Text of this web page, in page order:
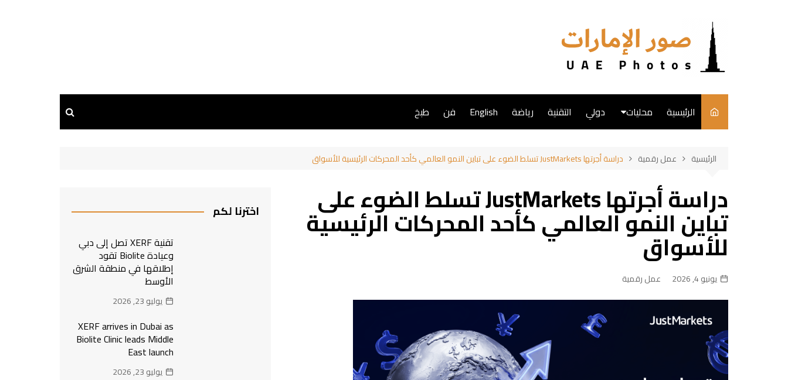
الرئيسية محليات
طبخ
دولي التقنية رياضة English فن طبخ
الرئيسية عمل رقمية دراسة أجرتها JustMarkets تسلط الضوء على تباين النمو العالمي كأحد المحركات الرئيسية للأسواق
دراسة أجرتها JustMarkets تسلط الضوء على
تباين النمو العالمي كأحد المحركات الرئيسية
للأسواق
يونيو 4, 2026 عمل رقمية
اخترنا لكم
تقنية XERF تصل إلى دبي
وعيادة Biolite تقود
إطلاقها في منطقة الشرق
الأوسط
يوليو 23, 2026
XERF arrives in Dubai as
Biolite Clinic leads Middle
East launch
يوليو 23, 2026